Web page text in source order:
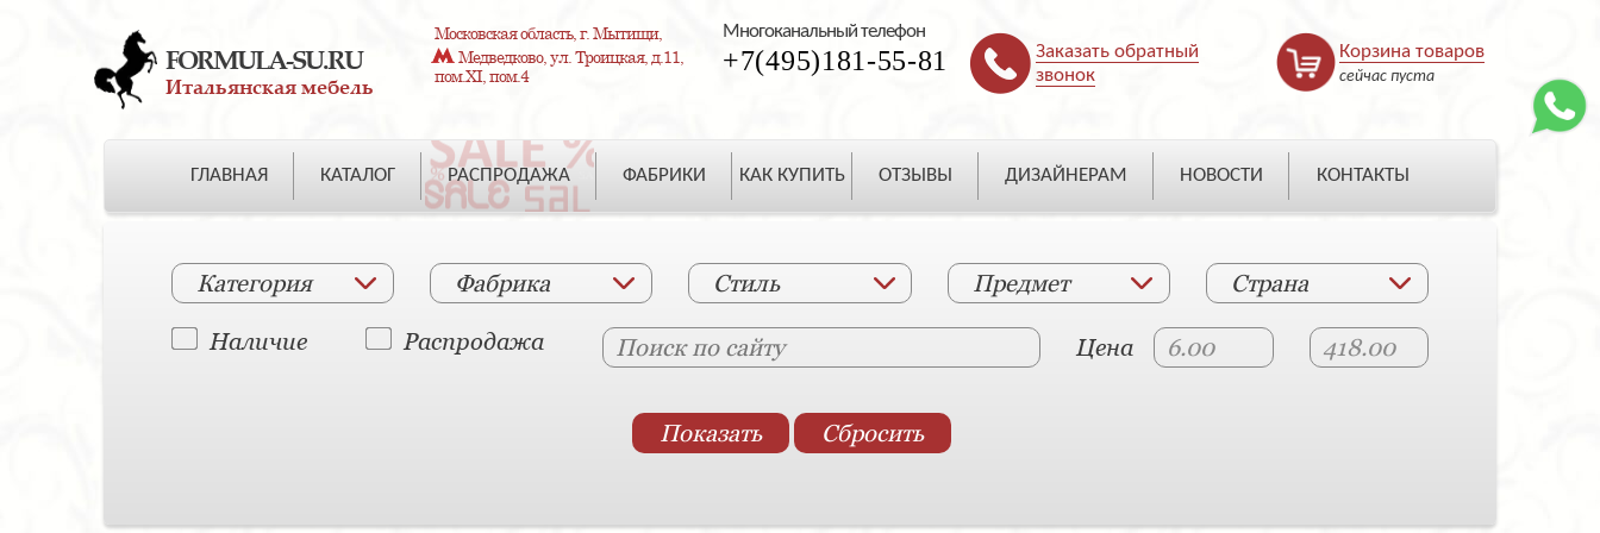
FORMULA-SU.RU
Итальянская мебель
Московская область, г. Мытищи,
Медведково, ул. Троицкая, д.11,
пом.XI, пом.4
Многоканальный телефон
+7(495)181-55-81
Заказать обратный
звонок
Корзина товаров
сейчас пуста
ГЛАВНАЯ КАТАЛОГ РАСПРОДАЖА ФАБРИКИ КАК КУПИТЬ ОТЗЫВЫ ДИЗАЙНЕРАМ НОВОСТИ КОНТАКТЫ
Категория Фабрика Стиль Предмет Страна
Наличие Распродажа Цена